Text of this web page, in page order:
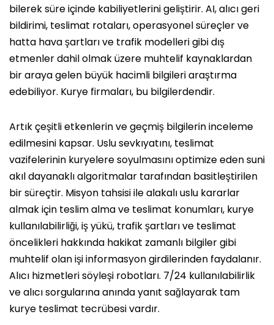
bilerek süre içinde kabiliyetlerini geliştirir. AI, alıcı geri
bildirimi, teslimat rotaları, operasyonel süreçler ve
hatta hava şartları ve trafik modelleri gibi dış
etmenler dahil olmak üzere muhtelif kaynaklardan
bir araya gelen büyük hacimli bilgileri araştırma
edebiliyor. Kurye firmaları, bu bilgilerdendir.
Artık çeşitli etkenlerin ve geçmiş bilgilerin inceleme
edilmesini kapsar. Uslu sevkıyatını, teslimat
vazifelerinin kuryelere soyulmasını optimize eden suni
akıl dayanaklı algoritmalar tarafından basitleştirilen
bir süreçtir. Misyon tahsisi ile alakalı uslu kararlar
almak için teslim alma ve teslimat konumları, kurye
kullanılabilirliği, iş yükü, trafik şartları ve teslimat
öncelikleri hakkında hakikat zamanlı bilgiler gibi
muhtelif olan işi informasyon girdilerinden faydalanır.
Alıcı hizmetleri söyleşi robotları. 7/24 kullanılabilirlik
ve alıcı sorgularına anında yanıt sağlayarak tam
kurye teslimat tecrübesi vardır.